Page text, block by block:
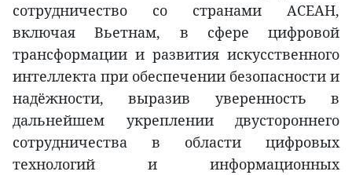
сотрудничество со странами АСЕАН,
включая Вьетнам, в сфере цифровой
трансформации и развития искусственного
интеллекта при обеспечении безопасности и
надёжности, выразив уверенность в
дальнейшем укреплении двустороннего
сотрудничества в области цифровых
технологий и информационных